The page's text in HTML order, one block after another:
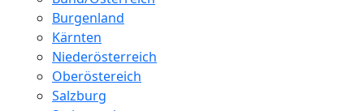
Burgenland
Kärnten
Niederösterreich
Oberöstereich
Salzburg